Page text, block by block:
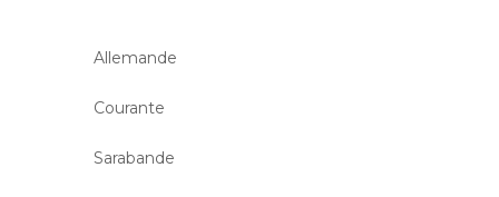
Allemande
Courante
Sarabande